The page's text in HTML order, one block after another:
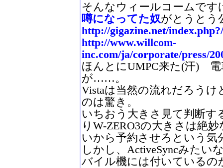
そんなウィールコームです
噂になってた奴がとうとう
http://gigazine.net/
http://www.willcom-
inc.com/ja/corporate/press/
ほんとにUMPC来た(汗) 電
が……。
Vistaは当然の流れだろう
のは驚き。
いちおう大きさ見て判断
りW-ZERO3の大きさは絶
いから予約させろという気
しかし、ActiveSyncみたい
バイル機には付いているの